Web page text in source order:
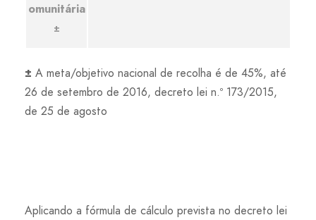
omunitária
±
± A meta/objetivo nacional de recolha é de 45%, até
26 de setembro de 2016, decreto lei n.º 173/2015,
de 25 de agosto
Aplicando a fórmula de cálculo prevista no decreto lei